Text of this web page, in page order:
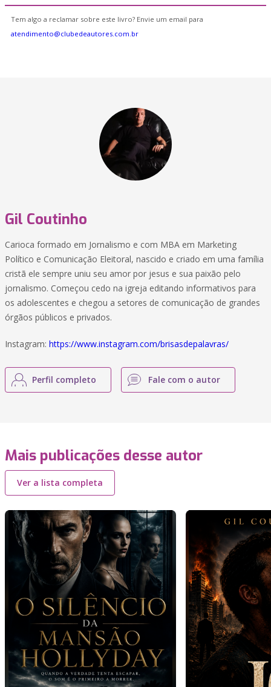
Tem algo a reclamar sobre este livro? Envie um email para
atendimento@clubedeautores.com.br
Gil Coutinho
Carioca formado em Jornalismo e com MBA em Marketing
Político e Comunicação Eleitoral, nascido e criado em uma família
cristã ele sempre uniu seu amor por jesus e sua paixão pelo
jornalismo. Começou cedo na igreja editando informativos para
os adolescentes e chegou a setores de comunicação de grandes
órgãos públicos e privados.
Instagram: https://www.instagram.com/brisasdepalavras/
Perfil completo Fale com o autor
Mais publicações desse autor
Ver a lista completa